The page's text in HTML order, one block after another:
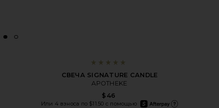
СВЕЧА SIGNATURE CANDLE
APOTHEKE
$46
Или 4 взноса по $11.50 с помощью
afterpay